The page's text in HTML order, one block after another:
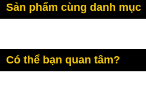
Sản phẩm cùng danh mục
Có thể bạn quan tâm?